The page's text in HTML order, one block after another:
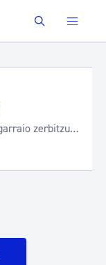
Buscar
zerbitzu